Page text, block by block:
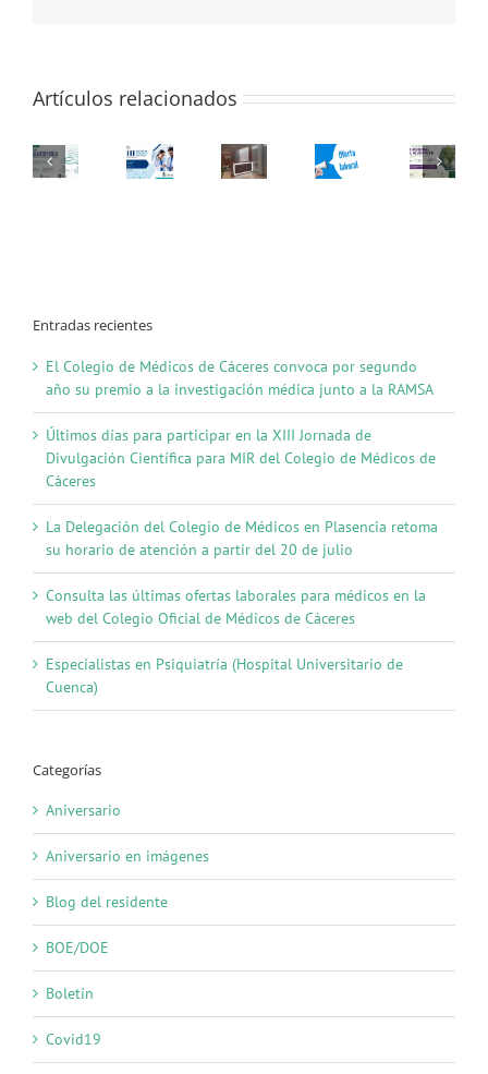
desarrollo
Artículos relacionados
Entradas recientes
El Colegio de Médicos de Cáceres convoca por segundo
año su premio a la investigación médica junto a la RAMSA
Últimos días para participar en la XIII Jornada de
Divulgación Científica para MIR del Colegio de Médicos de
Cáceres
La Delegación del Colegio de Médicos en Plasencia retoma
su horario de atención a partir del 20 de julio
Consulta las últimas ofertas laborales para médicos en la
web del Colegio Oficial de Médicos de Cáceres
Especialistas en Psiquiatría (Hospital Universitario de
Cuenca)
Categorías
Aniversario
Aniversario en imágenes
Blog del residente
BOE/DOE
Boletín
Covid19